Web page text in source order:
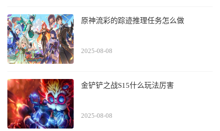
原神流彩的踪迹推理任务怎么做
2025-08-08
金铲铲之战S15什么玩法厉害
2025-08-08